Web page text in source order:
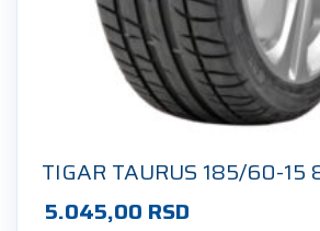
TIGAR TAURUS 185/60-15
5.045,00 RSD